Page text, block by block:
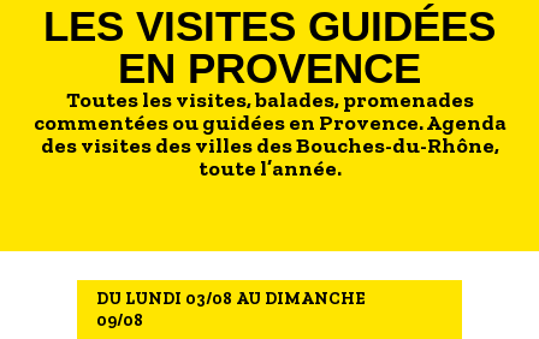
AU GRAND AIR
PASSEZ À TABLE
SOUS TOUTES LES COUTUMES
L'AGENDA
LES GUIDES TOURISTIQUES
LES VISITES GUIDÉES
EN PROVENCE
Toutes les visites, balades, promenades
commentées ou guidées en Provence. Agenda
des visites des villes des Bouches-du-Rhône,
toute l’année.
DU LUNDI 03/08 AU DIMANCHE
09/08